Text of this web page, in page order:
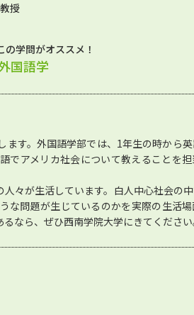
授
学問がオススメ！
国語学
す。外国語学部では、1年生の時から英
でアメリカ社会について教えることを担
々が生活しています。白人中心社会の
な問題が生じているのかを実際の生活
なら、ぜひ西南学院大学にきてください